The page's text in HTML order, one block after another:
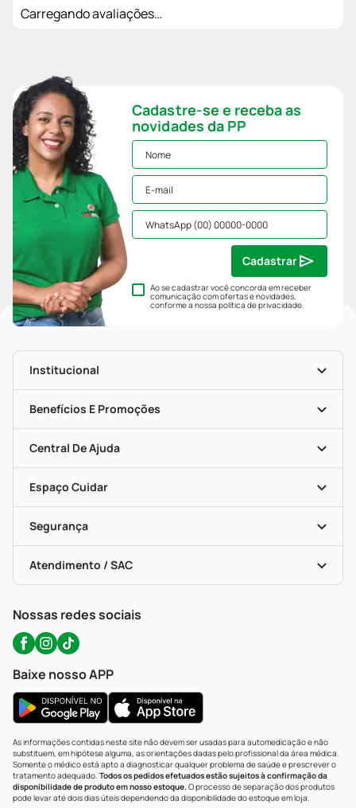
Carregando avaliações…
Cadastre-se e receba as
novidades da PP
Ao se cadastrar você concorda em receber
comunicação com ofertas e novidades,
conforme a nossapolítica de privacidade.
Cadastrar
Institucional
História
Nossas Lojas
Mapa De Categorias
Blog Da PP
Seja Uma Loja Parceira
Benefícios E Promoções
Clube PP
Convênios
Programa Popular Do Brasil
Encarte De Ofertas
Dermaclub
Descontos De Laboratório (PBM)
Cupons E Ofertas
Central De Ajuda
Entrega
Recompra Programada
Compras Com Receita
Alomed (tele-Entrega)
Formas De Pagamento
Troca E Devolução
Bulas De A A Z
Políticas De Marketplace
Espaço Cuidar
Vacinas
Serviços Farmacêuticos
Testes Rápidos
Autoteste Covid-19
Segurança
Certificado De Segurança
Portal Da Privacidade
Atendimento / SAC
WhatsApp (47) 9202-1687
Nossas redes sociais
Baixe nosso APP
As informações contidas neste site não devem ser usadas para automedicação e não
substituem, em hipótese alguma, as orientações dadas pelo profissional da área médica.
Somente o médico está apto a diagnosticar qualquer problema de saúde e prescrever o
tratamento adequado. Todos os pedidos efetuados estão sujeitos à confirmação da
disponibilidade de produto em nosso estoque.O processo de separação dos produtos
pode levar até dois dias úteis dependendo da disponibilidade do estoque em loja.